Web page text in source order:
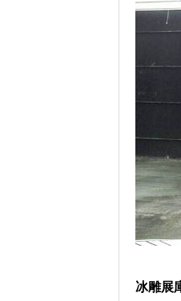
冰雕展